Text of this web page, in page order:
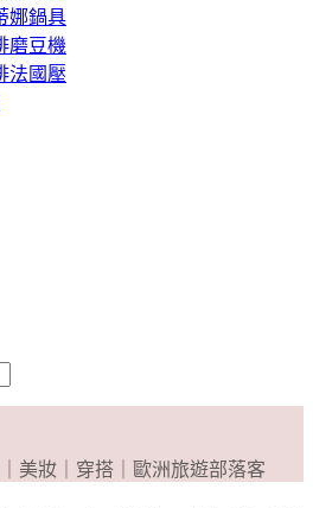
娜鍋具
磨豆機
法國壓
美妝｜穿搭｜歐洲旅遊部落客